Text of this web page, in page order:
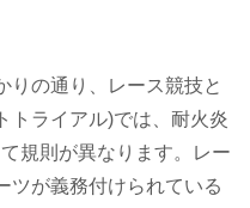
の通り、レース競技と
トライアル)では、耐火炎
規則が異なります。レー
ツが義務付けられている